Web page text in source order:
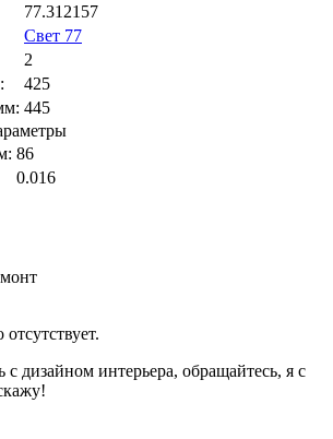
77.312157
Свет 77
2
425
445
86
0.016
дизайном интерьера, обращайтесь, я с